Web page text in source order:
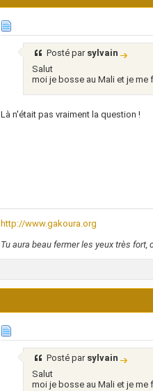
Posté par sylvain
Salut
moi je bosse au Mali et je me
Là n'était pas vraiment la question !
http://www.gakoura.org
Tu aura beau fermer les yeux très fort,
Posté par sylvain
Salut
moi je bosse au Mali et je me